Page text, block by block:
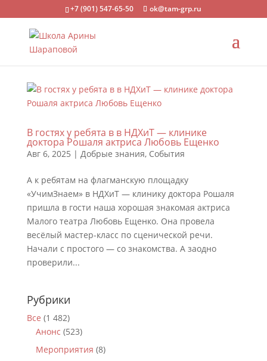
+7 (901) 547-65-50 ok@tam-grp.ru
В гостях у ребята в в НДХиТ — клинике
доктора Рошаля актриса Любовь Ещенко
Авг 6, 2025 | Добрые знания, События
А к ребятам на флагманскую площадку
«УчимЗнаем» в НДХиТ — клинику доктора Рошаля
пришла в гости наша хорошая знакомая актриса
Малого театра Любовь Ещенко. Она провела
весёлый мастер-класс по сценической речи.
Начали с простого — со знакомства. А заодно
проверили...
Рубрики
Все (1 482)
Анонс (523)
Мероприятия (8)